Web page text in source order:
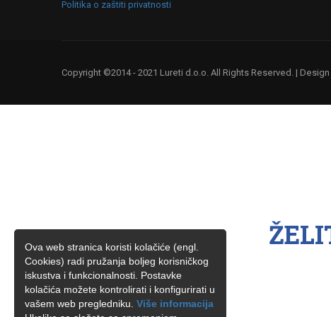
Politika o zaštiti privatnosti
Copyright ©2014 - 2021 Lureti d.o.o. All Rights Reserved. |
Ova web stranica koristi kolačiće (engl.
Cookies) radi pružanja boljeg korisničkog
iskustva i funkcionalnosti. Postavke
kolačića možete kontrolirati i konfigurirati u
vašem web pregledniku. Više informacija